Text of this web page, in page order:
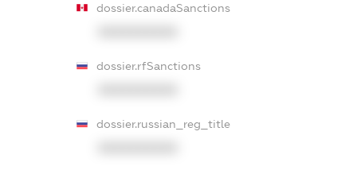
dossier.canadaSanctions
dossier.rfSanctions
dossier.russian_reg_title